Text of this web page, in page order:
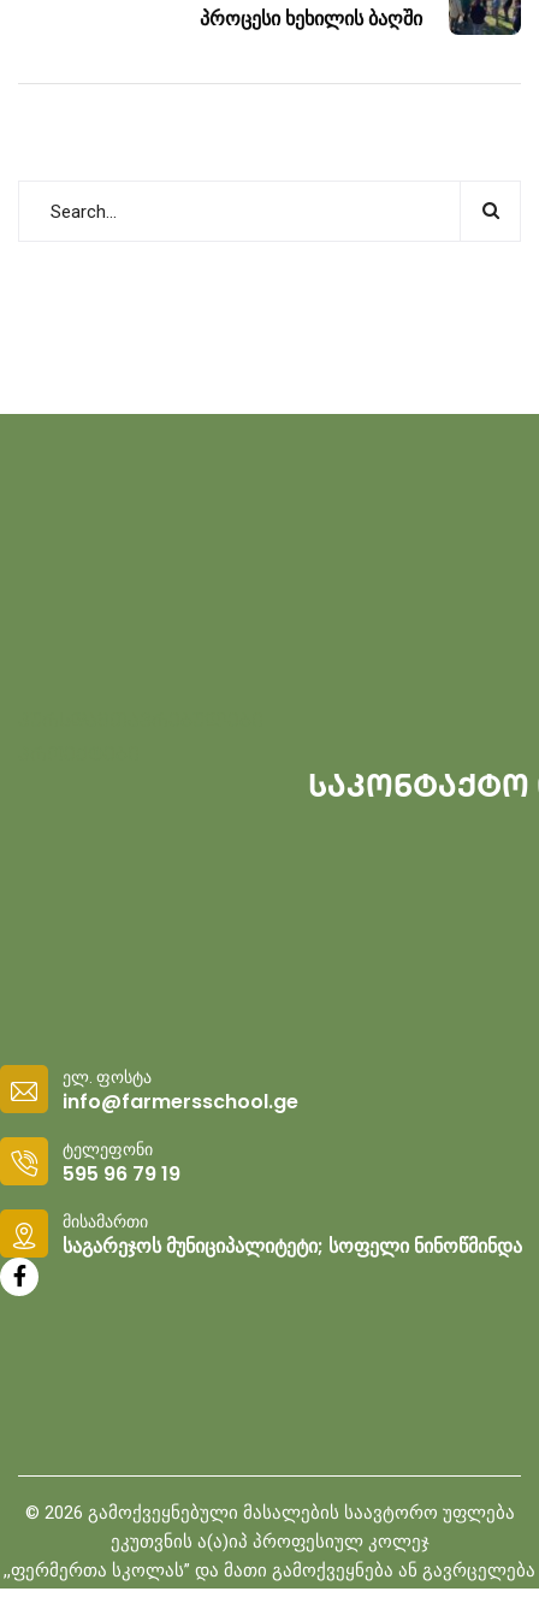
პროცესი ხეხილის ბაღში
საკონტაქტო
ელ. ფოსტა
info@farmersschool.ge
ტელეფონი
595 96 79 19
მისამართი
საგარეჯოს მუნიციპალიტეტი; სოფელი ნინოწმინდა
© 2026 გამოქვეყნებული მასალების საავტორო უფლება
ეკუთვნის ა(ა)იპ პროფესიულ კოლეჯ
,,ფერმერთა სკოლას” და მათი გამოქვეყნება ან გავრცელება